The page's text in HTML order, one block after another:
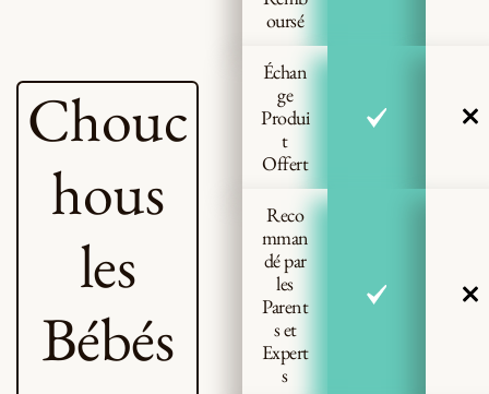
Chouc
hous
les
Bébés
oursé
Échan
ge
Produi
t
Offert
Reco
mman
dé par
les
Parent
s et
Expert
s